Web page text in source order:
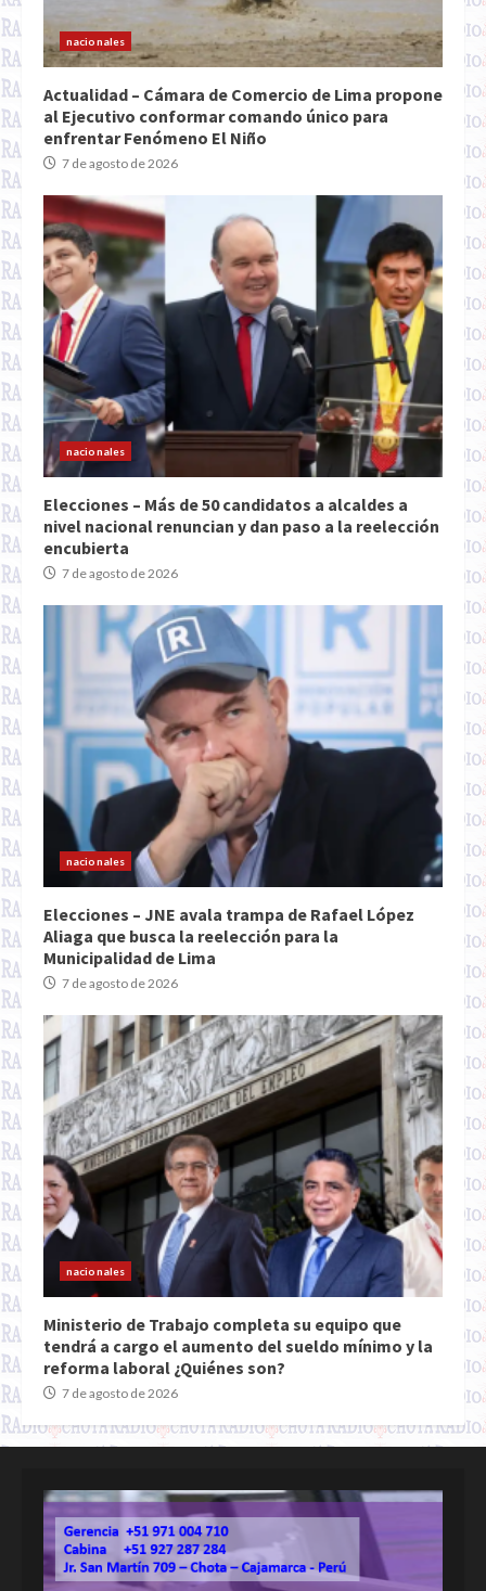
nacionales
Actualidad – Cámara de Comercio de Lima propone
al Ejecutivo conformar comando único para
enfrentar Fenómeno El Niño
7 de agosto de 2026
nacionales
Elecciones – Más de 50 candidatos a alcaldes a
nivel nacional renuncian y dan paso a la reelección
encubierta
7 de agosto de 2026
nacionales
Elecciones – JNE avala trampa de Rafael López
Aliaga que busca la reelección para la
Municipalidad de Lima
7 de agosto de 2026
nacionales
Ministerio de Trabajo completa su equipo que
tendrá a cargo el aumento del sueldo mínimo y la
reforma laboral ¿Quiénes son?
7 de agosto de 2026